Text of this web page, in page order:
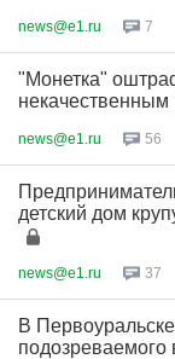
news@e1.ru 7
"Монетка"
news@e1.ru 56
детский дом
news@e1.ru 37
В